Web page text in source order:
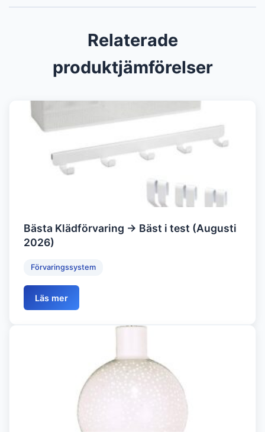
Relaterade
produktjämförelser
Bästa Klädförvaring → Bäst i test (Augusti
2026)
Förvaringssystem
Läs mer